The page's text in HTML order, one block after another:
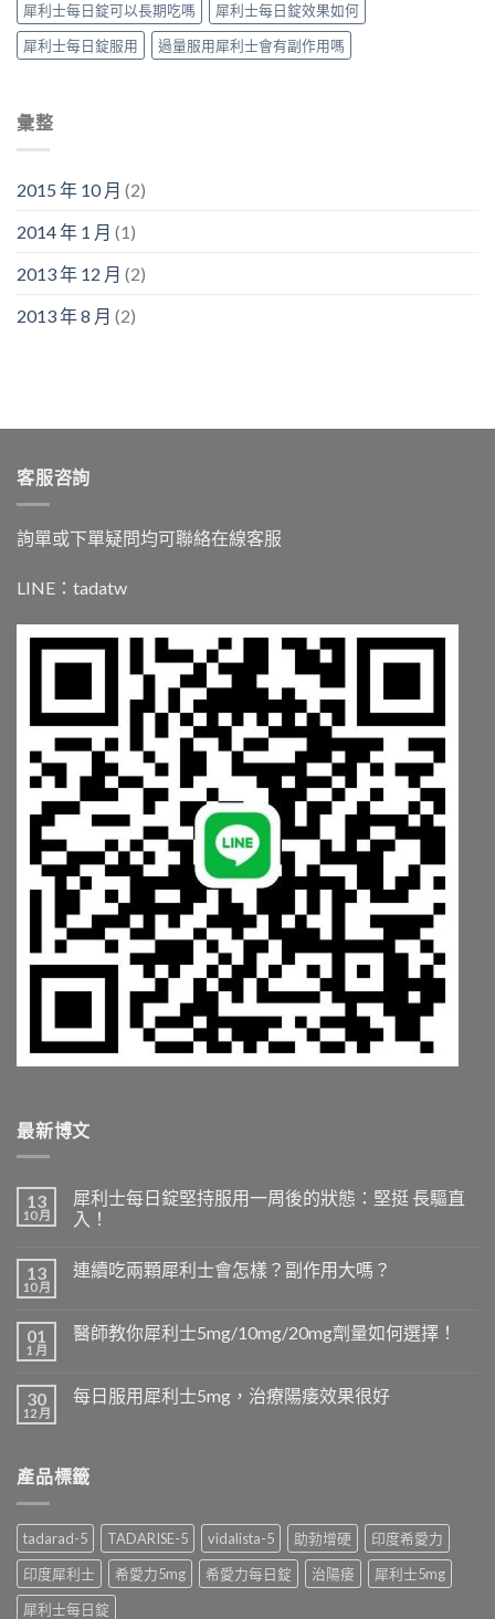
犀利士每日錠可以長期吃嗎
犀利士每日錠效果如何
犀利士每日錠服用
過量服用犀利士會有副作用嗎
彙整
2015 年 10 月 (2)
2014 年 1 月 (1)
2013 年 12 月 (2)
2013 年 8 月 (2)
客服咨詢
詢單或下單疑問均可聯絡在線客服
LINE： tadatw
最新博文
13
10 月
犀利士每日錠堅持服用一周後的狀態：堅挺 長驅直
入！
13
10 月
連續吃兩顆犀利士會怎樣？副作用大嗎？
01
1 月
醫師教你犀利士5mg/10mg/20mg劑量如何選擇！
30
12 月
每日服用犀利士5mg，治療陽痿效果很好
產品標籤
tadarad-5 TADARISE-5 vidalista-5 助勃增硬
印度希愛力
印度犀利士
希愛力5mg 希愛力每日錠 治陽痿
犀利士5mg
犀利士每日錠